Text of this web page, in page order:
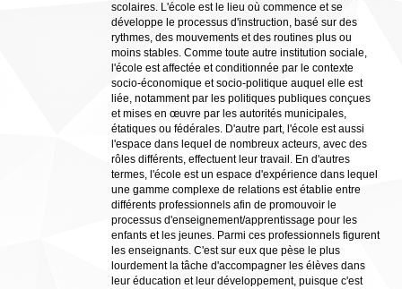
scolaires. L'école est le lieu où commence et se
développe le processus d'instruction, basé sur des
rythmes, des mouvements et des routines plus ou
moins stables. Comme toute autre institution sociale,
l'école est affectée et conditionnée par le contexte
socio-économique et socio-politique auquel elle est
liée, notamment par les politiques publiques conçues
et mises en œuvre par les autorités municipales,
étatiques ou fédérales. D'autre part, l'école est aussi
l'espace dans lequel de nombreux acteurs, avec des
rôles différents, effectuent leur travail. En d'autres
termes, l'école est un espace d'expérience dans lequel
une gamme complexe de relations est établie entre
différents professionnels afin de promouvoir le
processus d'enseignement/apprentissage pour les
enfants et les jeunes. Parmi ces professionnels figurent
les enseignants. C'est sur eux que pèse le plus
lourdement la tâche d'accompagner les élèves dans
leur éducation et leur développement, puisque c'est